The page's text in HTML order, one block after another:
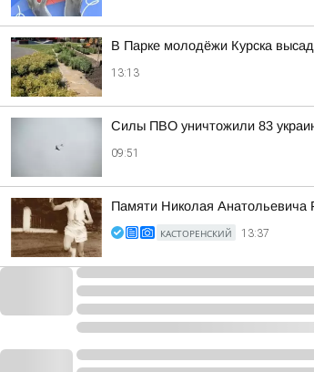
В Парке молодёжи Курска
13:13
Силы ПВО уничтожили 83
09:51
Памяти Николая Анатольевича
КАСТОРЕНСКИЙ 13:37